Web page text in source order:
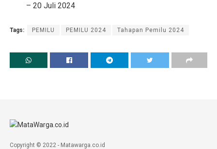
– 20 Juli 2024
Tags: PEMILU PEMILU 2024 Tahapan Pemilu 2024
Copyright © 2022 - Matawarga.co.id